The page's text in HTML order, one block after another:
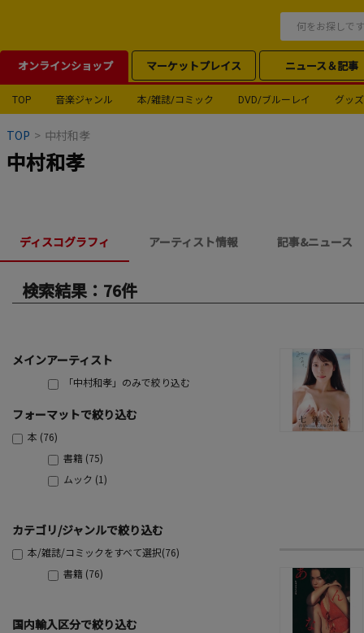
オンラインショップ マーケットプレイス ニュース＆記事
TOP 音楽ジャンル 本/雑誌/コミック DVD/ブルーレイ グッズ
TOP > 中村和孝
中村和孝
ディスコグラフィ アーティスト情報 記事&ニュース
検索結果：76件
メインアーティスト
「中村和孝」のみで絞り込む
フォーマットで絞り込む
本 (76)
書籍 (75)
ムック (1)
カテゴリ/ジャンルで絞り込む
本/雑誌/コミックをすべて選択(76)
書籍 (76)
国内輸入区分で絞り込む